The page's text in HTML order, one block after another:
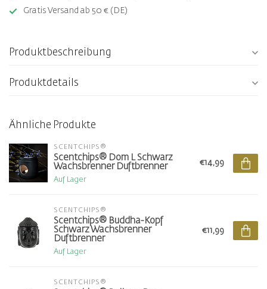
Gratis Versand ab 50 € (DE)
Produktbeschreibung
Produktdetails
Ähnliche Produkte
SCENTCHIPS®
Scentchips® Dom L Schwarz
Wachsbrenner Duftbrenner
Auf Lager
€14,99
SCENTCHIPS®
Scentchips® Buddha-Kopf
Schwarz Wachsbrenner
Duftbrenner
Auf Lager
€11,99
SCENTCHIPS®